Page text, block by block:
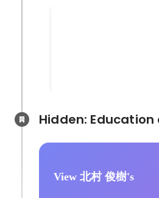
View 北村 俊樹's